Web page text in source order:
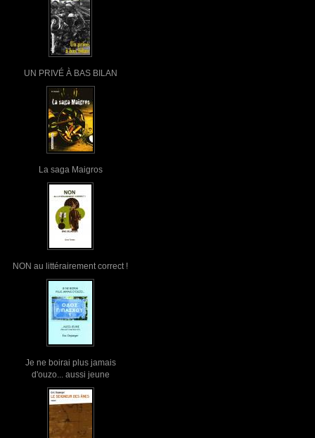
UN PRIVÉ À BAS BILAN
La saga Maigros
NON au littérairement correct !
Je ne boirai plus jamais
d'ouzo... aussi jeune